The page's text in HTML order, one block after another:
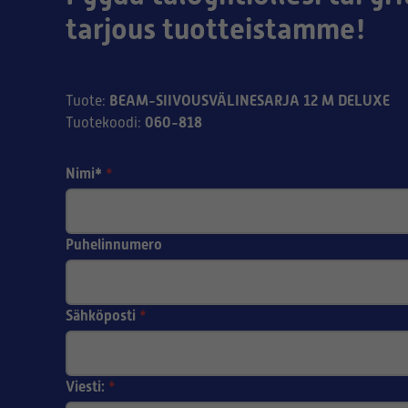
tarjous tuotteistamme!
Tuote: BEAM-SIIVOUSVÄLINESARJA 12 M DELUXE
Tuotekoodi: 060-818
Nimi* *
Puhelinnumero
Sähköposti *
Viesti: *